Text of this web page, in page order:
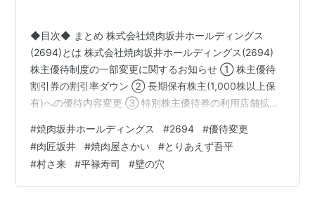
◆目次◆ まとめ 株式会社焼肉坂井ホールディングス
(2694)とは 株式会社焼肉坂井ホールディングス(2694)
株主優待制度の一部変更に関するお知らせ ① 株主優待
割引券の割引率ダウン ② 長期保有株主(1,000株以上保
有)への優待内容変更 ③ 特別株主優待券の利用店舗拡充
ルディングス(2694)の2023年3月期3Q決算 株式会社焼
肉坂井ホールディングス(2694)のセグメント別業績 株式
会社焼肉坂井ホールディングス(2694)の業績予想・進捗
率 株式会社焼肉坂井ホールディングス(2694)の配当利回
#焼肉坂井ホールディングス #2694 #優待変更
#肉匠坂井 #焼肉屋さかい #とりあえず吾平
#村さ来 #平禄寿司 #壁の穴